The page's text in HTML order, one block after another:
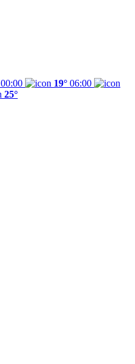
00:00 19° 06:00
25°